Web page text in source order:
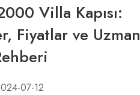
Villa Kapısı:
Fiyatlar ve Uzman
07-12